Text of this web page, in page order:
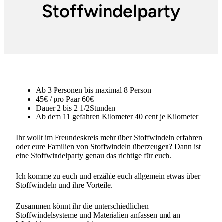
Stoffwindelparty
Ab 3 Personen bis maximal 8 Person
45€ / pro Paar 60€
Dauer 2 bis 2 1/2Stunden
Ab dem 11 gefahren Kilometer 40 cent je Kilometer
Ihr wollt im Freundeskreis mehr über Stoffwindeln erfahren
oder eure Familien von Stoffwindeln überzeugen? Dann ist
eine Stoffwindelparty genau das richtige für euch.
Ich komme zu euch und erzähle euch allgemein etwas über
Stoffwindeln und ihre Vorteile.
Zusammen könnt ihr die unterschiedlichen
Stoffwindelsysteme und Materialien anfassen und an